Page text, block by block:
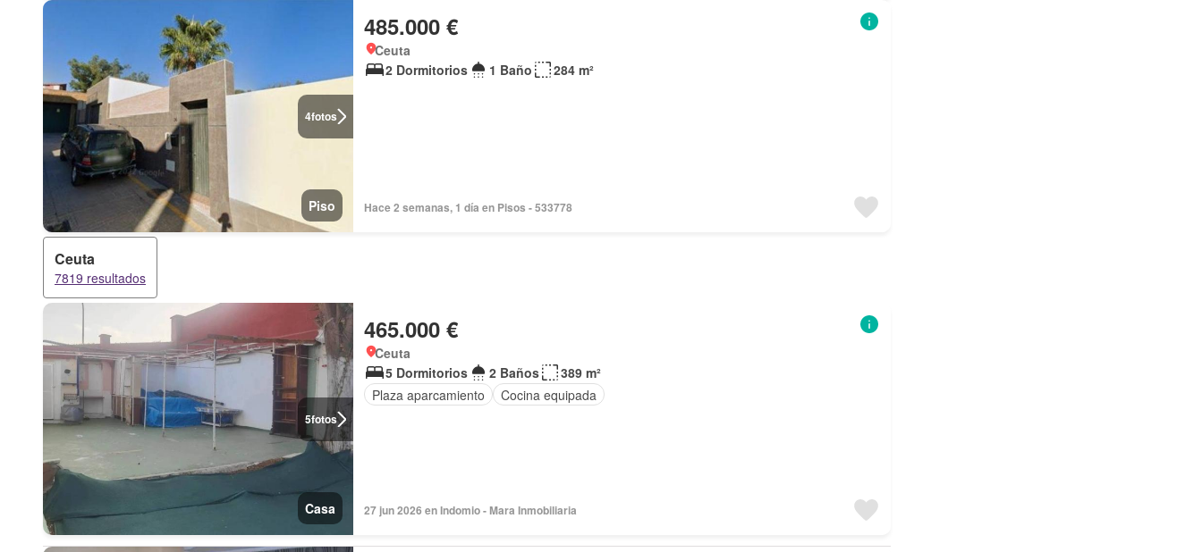
4fotos
Piso
485.000 €
Ceuta
2 Dormitorios
1 Baño 284 m²
Hace 2 semanas, 1 día en Pisos - 533778
Ceuta
7819 resultados
5fotos
Casa
465.000 €
Ceuta
5 Dormitorios
2 Baños
389 m²
Plaza aparcamiento
Cocina equipada
27 jun 2026 en Indomio - Mara Inmobiliaria